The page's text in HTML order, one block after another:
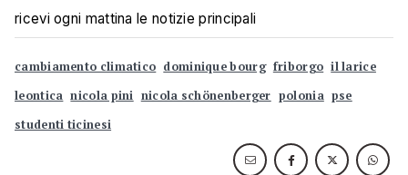
ricevi ogni mattina le notizie principali
cambiamento climatico dominique bourg friborgo il larice
leontica nicola pini nicola schönenberger polonia pse
studenti ticinesi